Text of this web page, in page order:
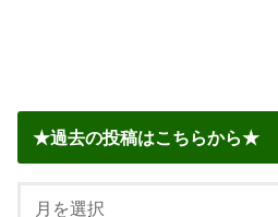
★過去の投稿はこちらから★